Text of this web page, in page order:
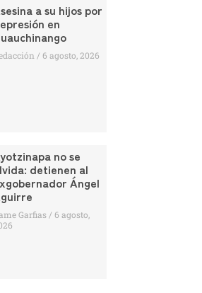
a su hijos por
en
6 agosto, 2026
no se
detienen al
Ángel
Garfias
6 agosto,